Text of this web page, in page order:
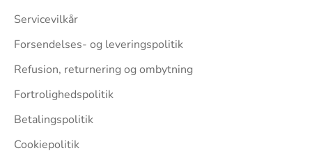
Servicevilkår
Forsendelses- og leveringspolitik
Refusion, returnering og ombytning
Fortrolighedspolitik
Betalingspolitik
Cookiepolitik